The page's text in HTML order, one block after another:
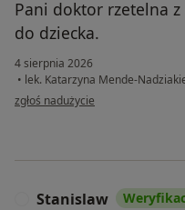
Pani doktor rzetelna
do dziecka.
4 sierpnia 2026
• lek. Katarzyna Mende-
w opinii użytkownika Aleksandra
zgłoś nadużycie
Stanislaw